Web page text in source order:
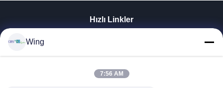
Hızlı Linkler
VR Gösterisi
Wing
7:56 AM